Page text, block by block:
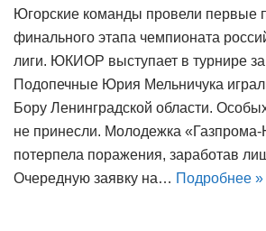
Югорские команды провели первые
финального этапа чемпионата
лиги. ЮКИОР выступает в турнире
Подопечные Юрия Мельничука
Бору Ленинградской области.
не принесли. Молодежка
потерпела поражения, заработав
Очередную заявку на… Подробнее »